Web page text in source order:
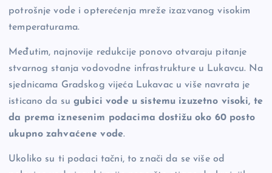
potrošnje vode i opterećenja mreže izazvanog visokim
temperaturama.
Međutim, najnovije redukcije ponovo otvaraju pitanje
stvarnog stanja vodovodne infrastrukture u Lukavcu. Na
sjednicama Gradskog vijeća Lukavac u više navrata je
isticano da sugubici vode u sistemu izuzetno visoki, te
da prema iznesenim podacima dostižu oko 60 posto
ukupno zahvaćene vode.
Ukoliko su ti podaci tačni, to znači da se više od